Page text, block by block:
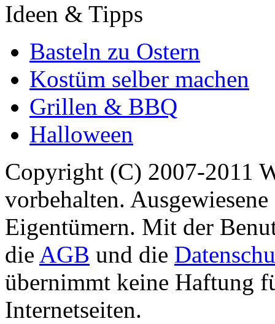
Ideen & Tipps
Basteln zu Ostern
Kostüm selber machen
Grillen & BBQ
Halloween
Copyright (C) 2007-2011
vorbehalten.
Eigentümern. Mit der
die AGB und die
übernimmt keine Haftung
Internetseiten.